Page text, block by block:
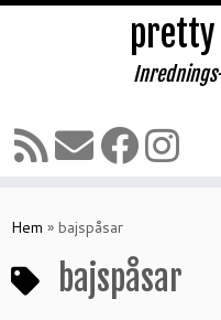
till
pretty
Hem » bajspåsar
bajspåsar